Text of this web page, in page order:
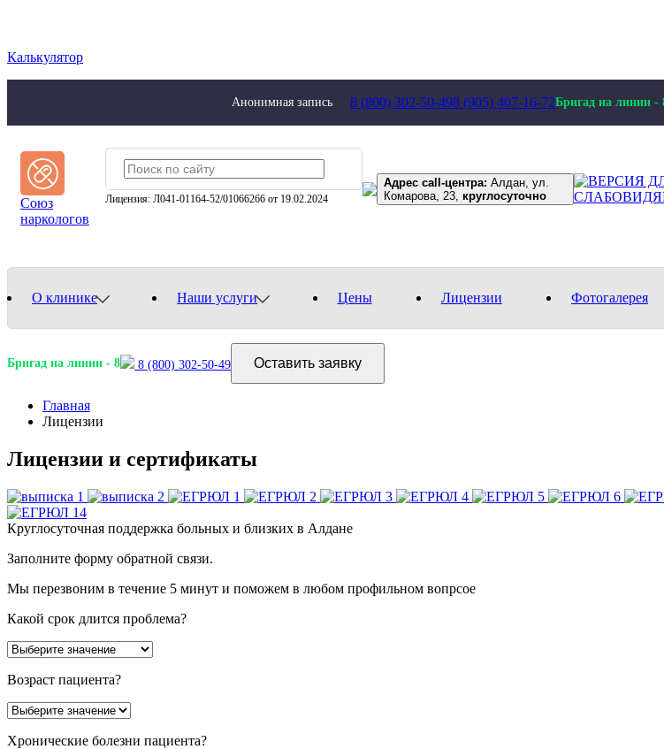
Калькулятор
Анонимная запись 8 (800) 302-50-498 (905) 407-16-72Бригад на линии -
Союз
наркологов
Лицензия: Л041-01164-52/01066266 от 19.02.2024
Адрес call-центра: Алдан, ул.
Комарова, 23, круглосуточно
О клинике Наши услуги Цены Лицензии Фотогалерея
Бригад на линии - 8 8 (800) 302-50-49 Оставить заявку
Главная
Лицензии
Лицензии и сертификаты
Круглосуточная поддержка больных и близких в Алдане
Заполните форму обратной связи.
Мы перезвоним в течение 5 минут и поможем в любом профильном вопрсое
Какой срок длится проблема?
Возраст пациента?
Хронические болезни пациента?